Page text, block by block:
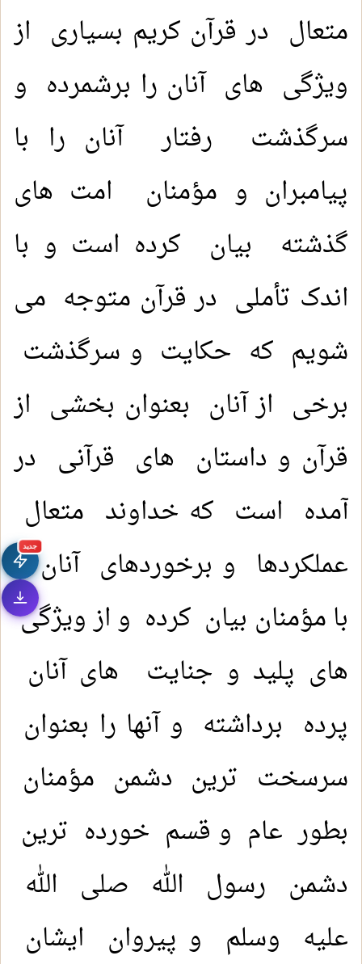
جديد
متعال در قرآن کریم بسیاری از
ویژگی های آنان را برشمرده و
سرگذشت رفتار آنان را با
پیامبران و مؤمنان امت های
گذشته بیان کرده است و با
اندک تأملی در قرآن متوجه می
شویم که حکایت و سرگذشت
برخی از آنان بعنوان بخشی از
قرآن و داستان های قرآنی در
آمده است که خداوند متعال
عملکردها و برخوردهای آنان را
با مؤمنان بیان کرده و از ویژگی
های پلید و جنایت های آنان
پرده برداشته و آنها را بعنوان
سرسخت ترین دشمن مؤمنان
بطور عام و قسم خورده ترین
دشمن رسول الله صلی الله
عليه وسلم و پیروان ایشان